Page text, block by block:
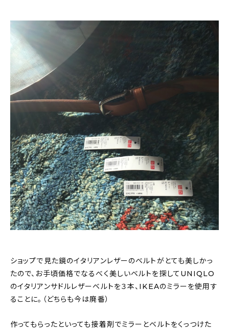
ショップで見た鏡のイタリアンレザーのベルトがとても美しかっ
たので、お手頃価格でなるべく美しいベルトを探してUNIQLO
のイタリアンサドルレザーベルトを３本、IKEAのミラーを使用す
ることに。（どちらも今は廃番）
作ってもらったといっても接着剤でミラーとベルトをくっつけた